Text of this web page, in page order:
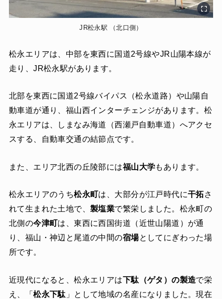
JR松永駅 （北口側）
松永エリアは、中部を東西に国道2号線やJR山陽本線が
走り、JR松永駅があります。
北部を東西に国道2号線バイパス（松永道路）や山陽自
動車道が通り、福山西インターチェンジがあります。松
永エリアは、しまなみ海道（西瀬戸自動車道）へアクセ
スする、自動車交通の結節点です。
また、エリア北西の丘陵部には福山大学もあります。
松永エリアのうち松永町は、大部分が江戸時代に干拓さ
れて生まれた土地で、製塩業で繁栄しました。松永町の
北側の今津町は、東西に西国街道（近世山陽道）が通
り、福山・神辺と尾道の中間の宿場としてにぎわった場
所です。
近現代になると、松永エリアは下駄（ゲタ）の製造で栄
え、「松永下駄 」として地域の名産になりました。現在